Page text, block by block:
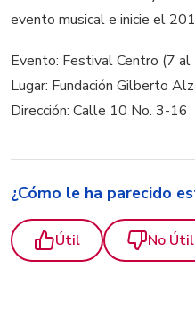
evento musical e inicie el
Evento: Festival Centro (7
Lugar: Fundación Gilberto
Dirección: Calle 10 No. 3-16
¿Cómo le ha parecido
Útil No Útil